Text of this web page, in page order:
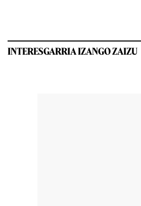
INTERESGARRIA IZANGO ZAIZU